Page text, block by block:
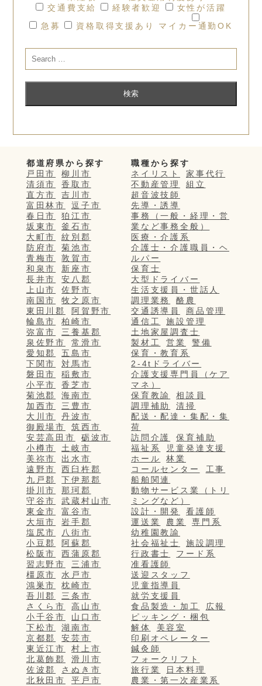
交通費支給
経験者歓迎
女性が活躍
急募
資格取得支援あり マイカー通勤OK
都道府県から探す
戸田市
柳川市
清須市
香取市
直方市
吉川市
富田林市
逗子市
春日市
狛江市
坂東市
釜石市
大町市
紋別郡
防府市
菊池市
青梅市
敦賀市
和泉市
新座市
長井市
安八郡
上山市
佐野市
南国市
牧之原市
東田川郡
阿賀野市
輪島市
柏崎市
弥富市
三養基郡
泉佐野市
常滑市
愛知郡
五島市
下関市
対馬市
磐田市
稲敷市
小平市
香芝市
菊池郡
海南市
加西市
三豊市
大川市
丹波市
御殿場市
筑西市
安芸高田市
砺波市
小樽市
土岐市
美祢市
出水市
遠野市
西臼杵郡
九戸郡
下伊那郡
掛川市
那珂郡
守谷市
武蔵村山市
東金市
富谷市
大垣市
岩手郡
塩尻市
八街市
小豆郡
阿蘇郡
松阪市
西蒲原郡
習志野市
三浦市
橿原市
水戸市
鴻巣市
枕崎市
吾川郡
三条市
さくら市
高山市
小千谷市
山口市
下松市
湖南市
京都郡
安芸市
東近江市
村上市
北葛飾郡
滑川市
佐波郡
さぬき市
北秋田市
平戸市
職種から探す
ネイリスト
家事代行
不動産管理
組立
超音波技師
先導・誘導
事務（一般・経理・営
業など事務全般）
医療・介護系
介護士・介護職員・ヘ
ルパー
保育士
大型ドライバー
生活支援員・世話人
調理業務
酪農
交通誘導員
商品管理
通信工
施設管理
土地家屋調査士
製材工
営業
警備
保育・教育系
2-4tドライバー
介護支援専門員（ケア
マネ）
保育教諭
相談員
調理補助
清掃
配送・配達・集配・集
荷
訪問介護
保育補助
福祉系
児童発達支援
ホール
林業
コールセンター
工事
船舶関連
動物サービス業（トリ
ミングなど）
設計・開発
看護師
運送業
農業
専門系
幼稚園教諭
社会福祉士
施設調理
行政書士
フード系
准看護師
送迎スタッフ
児童指導員
就労支援員
食品製造・加工
広報
ピッキング・梱包
解体
美容室
印刷オペレーター
鍼灸師
フォークリフト
旅行業
日本料理
農業・第一次産業系